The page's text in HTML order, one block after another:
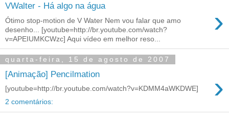
VWalter - Há algo na água ›
Ótimo stop-motion de V Water Nem vou falar que amo
desenho... [youtube=http://br.youtube.com/watch?
v=APEIUMKCWzc] Aqui vídeo em melhor reso...
quarta-feira, 15 de agosto de 2007
[Animação] Pencilmation ›
[youtube=http://br.youtube.com/watch?v=KDMM4aWKDWE]
2 comentários: